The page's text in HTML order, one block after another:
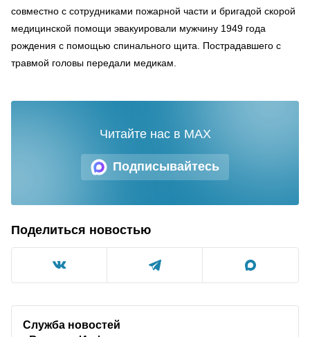
совместно с сотрудниками пожарной части и бригадой скорой
медицинской помощи эвакуировали мужчину 1949 года
рождения с помощью спинального щита. Пострадавшего с
травмой головы передали медикам.
Подписывайтесь
Читайте нас в MAX
Поделиться новостью
Служба новостей